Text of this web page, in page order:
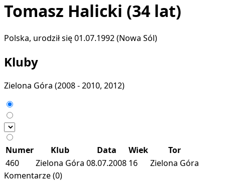
Tomasz Halicki (34 lat)
Polska, urodził się 01.07.1992 (Nowa Sól)
Kluby
Zielona Góra (2008 - 2010, 2012)
Numer Klub Data Wiek
Tor
460
Zielona Góra 08.07.2008 16
Zielona Góra
Komentarze (0)